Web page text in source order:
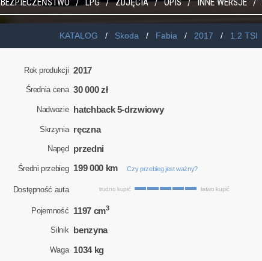
BEZPIECZEŃSTWO LPG ZDJĘCIA OPIS INNE WERSJE
KATALOG Skoda Fabia 2017 1.2 TSI
Rok produkcji 2017
Średnia cena 30 000 zł
Nadwozie hatchback 5-drzwiowy
Skrzynia ręczna
Napęd przedni
Średni przebieg 199 000 km Czy przebieg jest ważny?
Dostępność auta trudno kupić łatwo kupić
Pojemność 1197 cm3
Silnik benzyna
Waga 1034 kg